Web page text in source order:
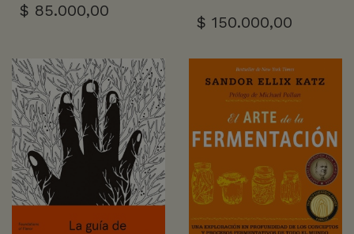
$ 85.000,00
$ 150.000,00